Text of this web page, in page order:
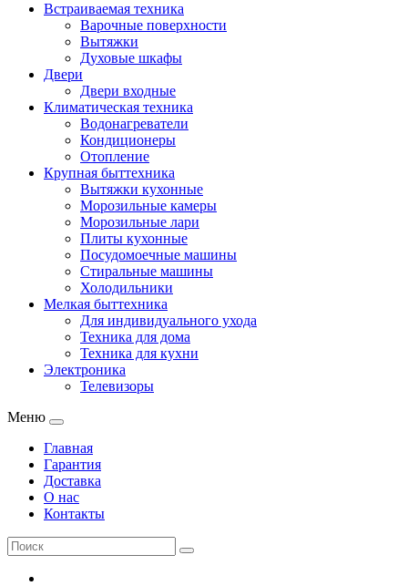
Встраиваемая техника
Варочные поверхности
Вытяжки
Духовые шкафы
Двери
Двери входные
Климатическая техника
Водонагреватели
Кондиционеры
Отопление
Крупная быттехника
Вытяжки кухонные
Морозильные камеры
Морозильные лари
Плиты кухонные
Посудомоечные машины
Стиральные машины
Холодильники
Мелкая быттехника
Для индивидуального ухода
Техника для дома
Техника для кухни
Электроника
Телевизоры
Меню
Главная
Гарантия
Доставка
О нас
Контакты